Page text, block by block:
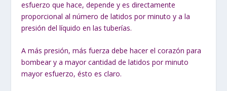
esfuerzo que hace, depende y es directamente
proporcional al número de latidos por minuto y a la
presión del líquido en las tuberías.
A más presión, más fuerza debe hacer el corazón para
bombear y a mayor cantidad de latidos por minuto
mayor esfuerzo, ésto es claro.